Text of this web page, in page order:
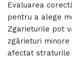
Evaluarea
pentru a alege
Zgarieturile pot
zgârieturi
afectat straturile